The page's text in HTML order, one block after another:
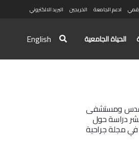
ادعم الجامعة الخريجين البريد الالكتروني
الحياة الجامعية English
ومستشفى
دراسة حول
في مجلة جراحية